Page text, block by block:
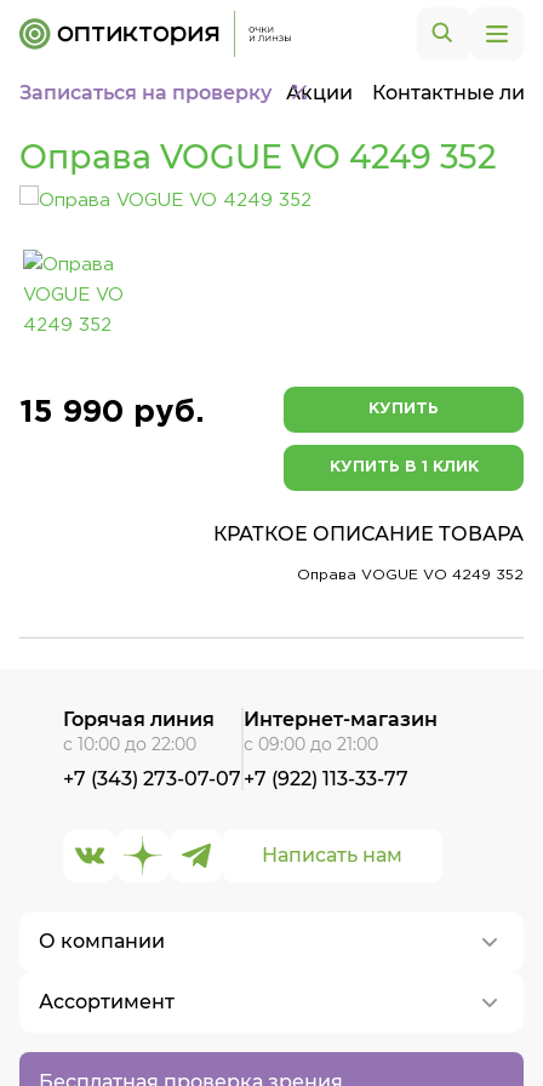
Записаться на проверку Акции Контактные
Оправа VOGUE VO 4249 352
15 990 руб. КУПИТЬ
КУПИТЬ В 1 КЛИК
КРАТКОЕ ОПИСАНИЕ ТОВАРА
Оправа VOGUE VO 4249 352
Бесплатная проверка зрения
О компании
О нас
Контакты
Ассортимент
Написать нам
Горячая линия
с 10:00 до 22:00
+7 (343) 273-07-07
Интернет-магазин
с 09:00 до 21:00
+7 (922) 113-33-77